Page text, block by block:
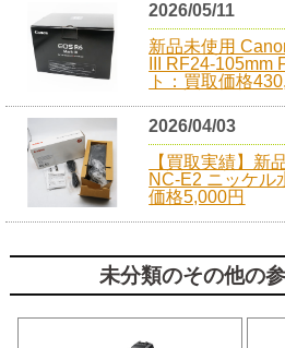
2026/05/11
新品未使用
III RF24-105mm
ト：買取価格
2026/04/03
【買取実績】新
NC-E2 ニッケル
価格5,000円
未分類のその他の